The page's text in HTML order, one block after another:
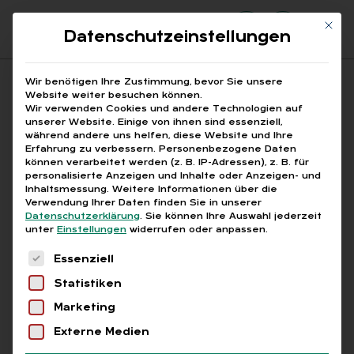
Suchfeld
Suchen
Breadcrumb-Navigation
STARTSEITE D.VELOP INTEGRATION
Alle Bei­trä­ge mit dem
Schlag­wort „d.ve­lop In­
te­gra­ti­on“
Mit
Datenschutzeinstellungen
Wir benötigen Ihre Zustimmung, bevor Sie unsere
Website weiter besuchen können.
Wir verwenden Cookies und andere Technologien auf
unserer Website. Einige von ihnen sind essenziell,
während andere uns helfen, diese Website und Ihre
Erfahrung zu verbessern. Personenbezogene Daten
können verarbeitet werden (z. B. IP-Adressen), z. B. für
personalisierte Anzeigen und Inhalte oder Anzeigen- und
Inhaltsmessung. Weitere Informationen über die
Verwendung Ihrer Daten finden Sie in unserer
Datenschutzerklärung. Sie können Ihre Auswahl jederzeit
unter Einstellungen widerrufen oder anpassen.
Es folgt eine Liste der Service-Gruppen, für
Essenziell
Statistiken
Marketing
Externe Medien